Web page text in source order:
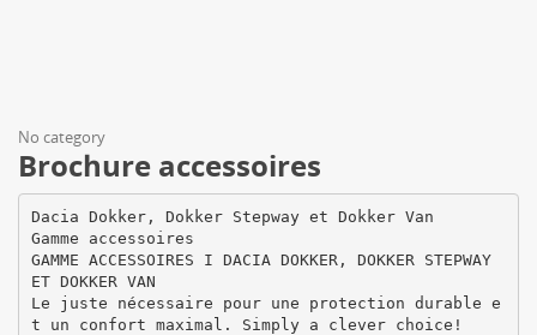
No category
Brochure accessoires
Dacia Dokker, Dokker Stepway et Dokker Van
Gamme accessoires
GAMME ACCESSOIRES I DACIA DOKKER, DOKKER STEPWAY
ET DOKKER VAN
Le juste nécessaire pour une protection durable e
t un confort maximal. Simply a clever choice!